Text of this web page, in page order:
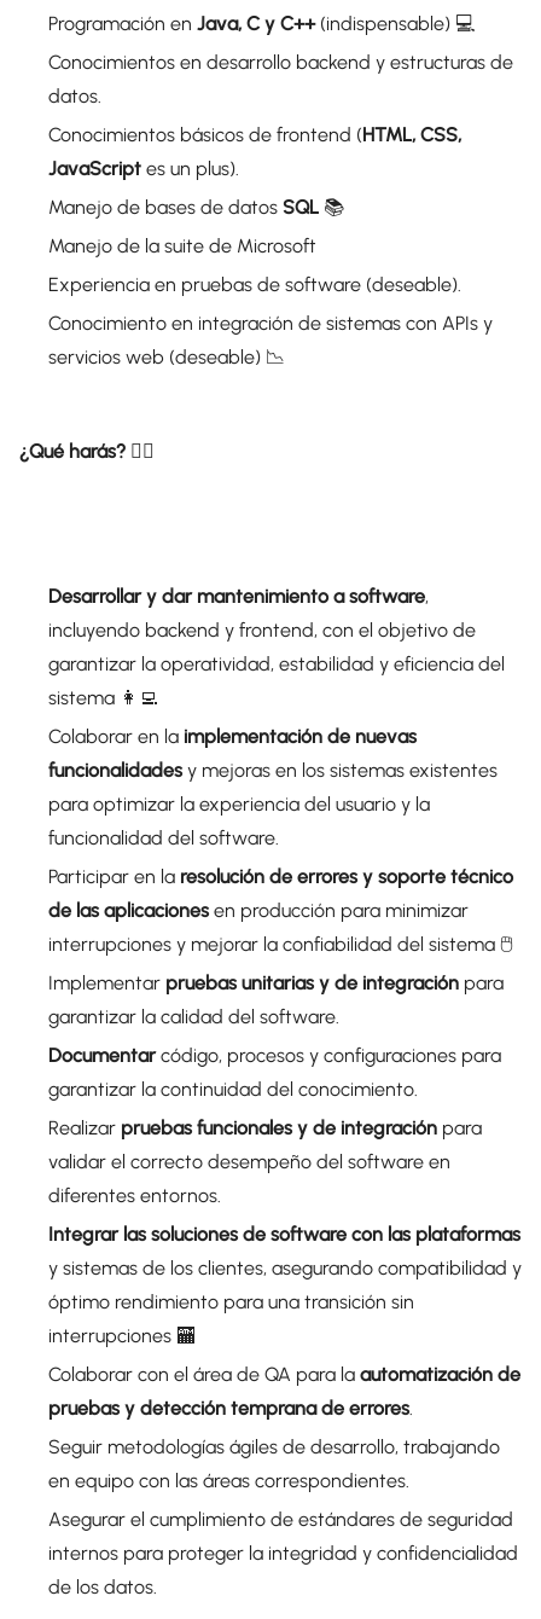
Programación en Java, C y C++ (indispensable) 💻
Conocimientos en desarrollo backend y estructuras de
datos.
Conocimientos básicos de frontend (HTML, CSS,
JavaScript es un plus).
Manejo de bases de datos SQL 📚
Manejo de la suite de Microsoft
Experiencia en pruebas de software (deseable).
Conocimiento en integración de sistemas con APIs y
servicios web (deseable) 📉
¿Qué harás? 👷‍♀️
Desarrollar y dar mantenimiento a software,
incluyendo backend y frontend, con el objetivo de
garantizar la operatividad, estabilidad y eficiencia del
sistema 👩‍💻
Colaborar en la implementación de nuevas
funcionalidades y mejoras en los sistemas existentes
para optimizar la experiencia del usuario y la
funcionalidad del software.
Participar en la resolución de errores y soporte técnico
de las aplicaciones en producción para minimizar
interrupciones y mejorar la confiabilidad del sistema 🖱️
Implementar pruebas unitarias y de integración para
garantizar la calidad del software.
Documentarcódigo, procesos y configuraciones para
garantizar la continuidad del conocimiento.
Realizar pruebas funcionales y de integración para
validar el correcto desempeño del software en
diferentes entornos.
Integrar las soluciones de software con las plataformas
y sistemas de los clientes, asegurando compatibilidad y
óptimo rendimiento para una transición sin
interrupciones 🏧
Colaborar con el área de QA para la automatización de
pruebas y detección temprana de errores.
Seguir metodologías ágiles de desarrollo, trabajando
en equipo con las áreas correspondientes.
Asegurar el cumplimiento de estándares de seguridad
internos para proteger la integridad y confidencialidad
de los datos.